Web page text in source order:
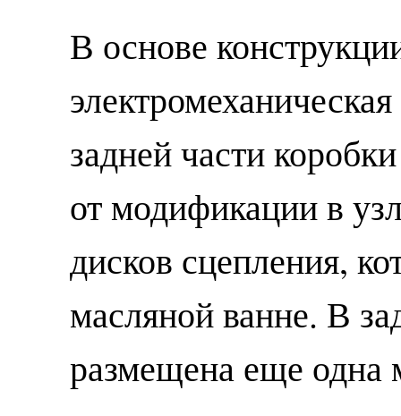
В основе
задней части
от модификации в
дисков сцепления,
масляной ванне. В
размещена еще одна